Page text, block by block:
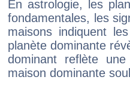
En astrologie, les
fondamentales, les
maisons indiquent
planète dominante
dominant reflète
maison dominante